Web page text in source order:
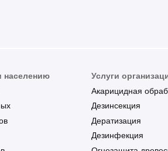
населению
Услуги
Акарицидная
Дезинсекция
Дератизация
Дезинфекция